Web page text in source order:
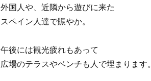
外国人や、近隣から遊びに来た
スペイン人達で賑やか。
午後には観光疲れもあって
広場のテラスやベンチも人で埋まります。